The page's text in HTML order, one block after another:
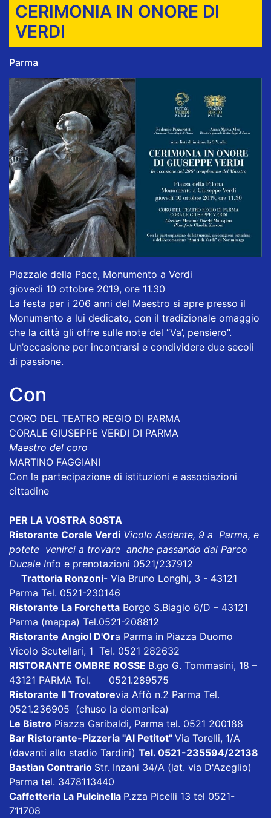
CERIMONIA IN ONORE DI
VERDI
Parma
Piazzale della Pace, Monumento a Verdi
giovedì 10 ottobre 2019, ore 11.30
La festa per i 206 anni del Maestro si apre presso il
Monumento a lui dedicato, con il tradizionale omaggio
che la città gli offre sulle note del “Va’, pensiero”.
Un’occasione per incontrarsi e condividere due secoli
di passione.
Con
CORO DEL TEATRO REGIO DI PARMA
CORALE GIUSEPPE VERDI DI PARMA
Maestro del coro
MARTINO FAGGIANI
Con la partecipazione di istituzioni e associazioni
cittadine
PER LA VOSTRA SOSTA
Ristorante Corale Verdi Vicolo Asdente, 9 a Parma, e
potete venirci a trovare anche passando dal Parco
Ducale Info e prenotazioni 0521/237912
Trattoria Ronzoni- Via Bruno Longhi, 3 - 43121
Parma Tel. 0521-230146
Ristorante La Forchetta Borgo S.Biagio 6/D – 43121
Parma (mappa) Tel.0521-208812
Ristorante Angiol D'Ora Parma in Piazza Duomo
Vicolo Scutellari, 1 Tel. 0521 282632
RISTORANTE OMBRE ROSSE B.go G. Tommasini, 18 –
43121 PARMA Tel. 0521.289575
Ristorante Il Trovatorevia Affò n.2 Parma Tel.
0521.236905 (chuso la domenica)
Le Bistro Piazza Garibaldi, Parma tel. 0521 200188
Bar Ristorante-Pizzeria "Al Petitot" Via Torelli, 1/A
(davanti allo stadio Tardini) Tel. 0521-235594/22138
Bastian Contrario Str. Inzani 34/A (lat. via D'Azeglio)
Parma tel. 3478113440
Caffetteria La Pulcinella P.zza Picelli 13 tel 0521-
711708